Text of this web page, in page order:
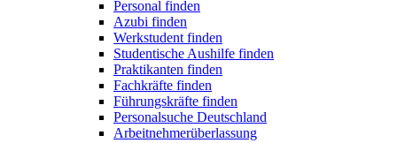
Personal finden
Azubi finden
Werkstudent finden
Studentische Aushilfe finden
Praktikanten finden
Fachkräfte finden
Führungskräfte finden
Personalsuche Deutschland
Arbeitnehmerüberlassung